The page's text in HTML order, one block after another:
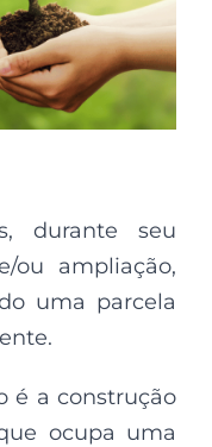
durante seu
ou ampliação,
uma parcela
é a construção
ocupa uma